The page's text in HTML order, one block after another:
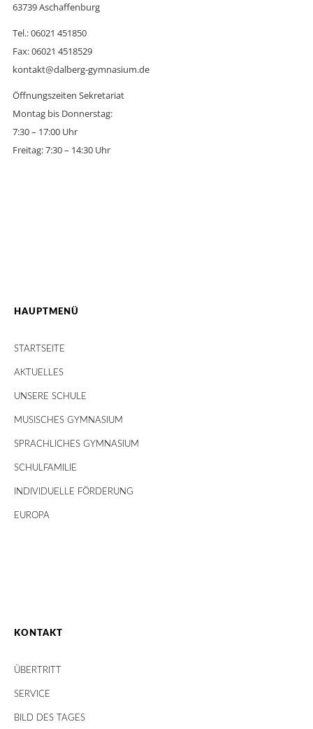
63739 Aschaffenburg
Tel.: 06021 451850
Fax: 06021 4518529
kontakt@dalberg-gymnasium.de
Öffnungszeiten Sekretariat
Montag bis Donnerstag:
7:30 – 17:00 Uhr
Freitag: 7:30 – 14:30 Uhr
HAUPTMENÜ
STARTSEITE
AKTUELLES
UNSERE SCHULE
MUSISCHES GYMNASIUM
SPRACHLICHES GYMNASIUM
SCHULFAMILIE
INDIVIDUELLE FÖRDERUNG
EUROPA
KONTAKT
ÜBERTRITT
SERVICE
BILD DES TAGES